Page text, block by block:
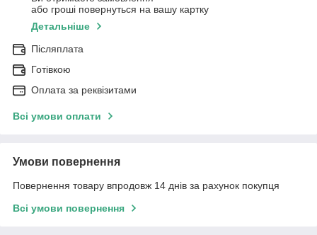
або гроші повернуться на вашу картку
Детальніше
Післяплата
Готівкою
Оплата за реквізитами
Всі умови оплати
Умови повернення
Повернення товару впродовж 14 днів за рахунок покупця
Всі умови повернення